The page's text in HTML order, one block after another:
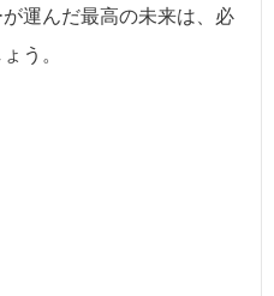
運んだ最高の未来は、必
う。